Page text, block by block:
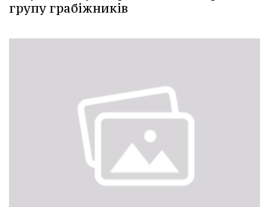
групу грабіжників